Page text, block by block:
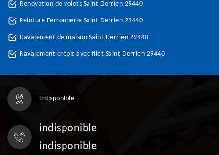
Renovation de volets Saint Derrien 29440
Peinture Ferronnerie Saint Derrien 29440
Ravalement de maison Saint Derrien 29440
Ravalement crépis avec filet Saint Derrien 29440
indisponible
indisponible
indisponible